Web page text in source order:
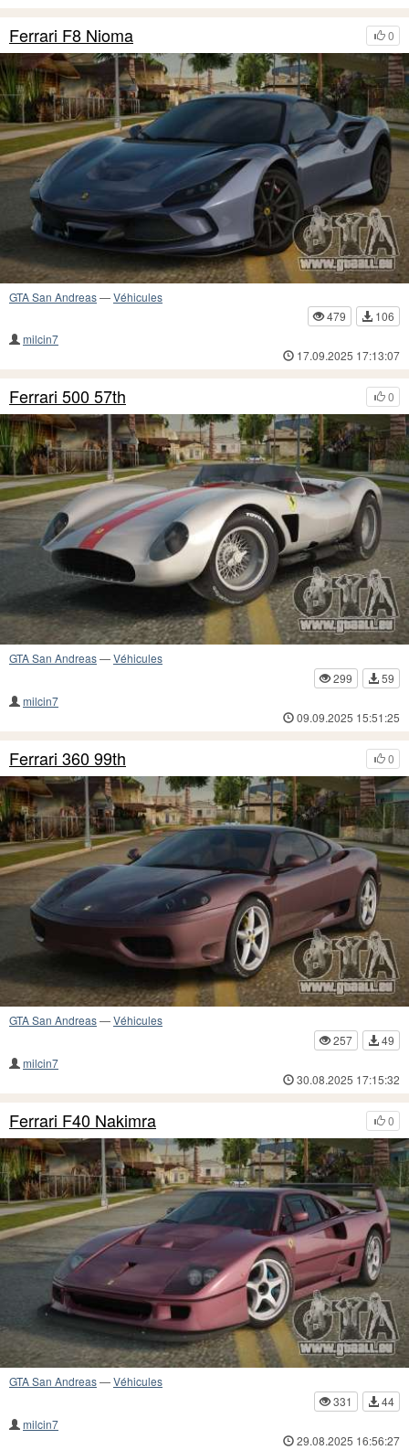
0
Ferrari F8 Nioma
GTA San Andreas—Véhicules
479
106
milcin7
17.09.2025 17:13:07
0
Ferrari 500 57th
GTA San Andreas—Véhicules
299
59
milcin7
09.09.2025 15:51:25
0
Ferrari 360 99th
GTA San Andreas—Véhicules
257
49
milcin7
30.08.2025 17:15:32
0
Ferrari F40 Nakimra
GTA San Andreas—Véhicules
331
44
milcin7
29.08.2025 16:56:27